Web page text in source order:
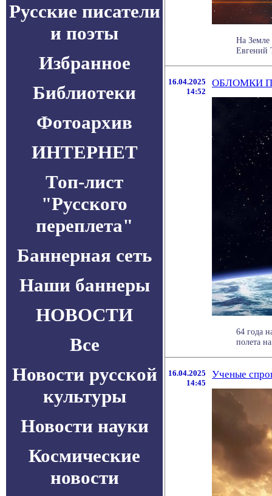
Русские писатели
и поэты
Избранное
Библиотеки
Фотоархив
ИНТЕРНЕТ
Топ-лист
"Русского
переплета"
Баннерная сеть
Наши баннеры
НОВОСТИ
Все
Новости русской
культуры
Новости науки
Космические
новости
На Земле
Евгений
16.04.2025
14:52
ОБЛОМКИ
64 года
полета
16.04.2025
14:45
Ученые